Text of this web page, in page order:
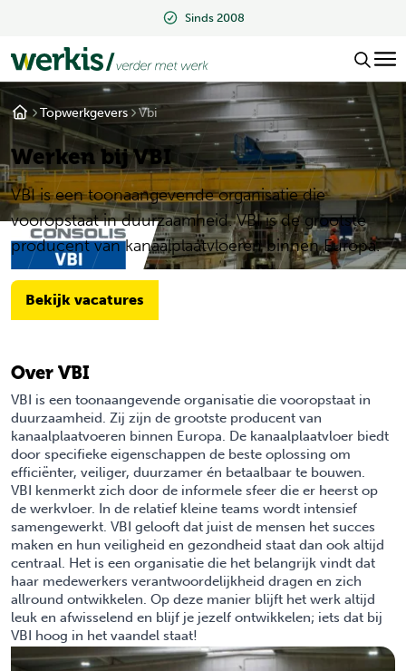
Topwerkgevers Vbi
Werken bij VBI
VBI is een toonaangevende organisatie die
vooropstaat in duurzaamheid. VBI is de grootste
producent van kanaalplaatvloeren binnen Europa.
Bekijk vacatures
Over VBI
VBI is een toonaangevende organisatie die vooropstaat in
duurzaamheid. Zij zijn de grootste producent van
kanaalplaatvoeren binnen Europa. De kanaalplaatvloer biedt
door specifieke eigenschappen de beste oplossing om
efficiënter, veiliger, duurzamer én betaalbaar te bouwen.
VBI kenmerkt zich door de informele sfeer die er heerst op
de werkvloer. In de relatief kleine teams wordt intensief
samengewerkt. VBI gelooft dat juist de mensen het succes
maken en hun veiligheid en gezondheid staat dan ook altijd
centraal. Het is een organisatie die het belangrijk vindt dat
haar medewerkers verantwoordelijkheid dragen en zich
allround ontwikkelen. Op deze manier blijft het werk altijd
leuk en afwisselend en blijf je jezelf ontwikkelen; iets dat bij
VBI hoog in het vaandel staat!